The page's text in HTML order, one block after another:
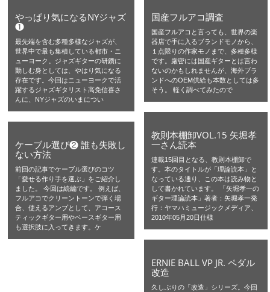
やっぱり気になるNYジャズ
❶
最先端を含む多種多様なジャズが、
世界中で最も集積している都市・ニ
ューヨーク。ジャズギターの研鑽に
勤しむ身としては、やはり気になる
存在です。今回はニューヨークで活
躍するジャズギタリスト高免信喜さ
んに、NYジャズのいまについ
国産フルアコ調査
国産フルアコと言っても、世界の楽
器店で手に入るブランドモノから、
１点限りの作家モノまで、多種多様
です。厳密には国産ギターとは言わ
ないのかもしれませんが、海外ブラ
ンドへのOEM供給も本数としては多
そう。 軽く調べてみたので
教則本棚卸VOL.15 矢堀孝
一さん読本
連載15回目となる、教則本棚卸で
す。本のタイトルが「理論読本」と
なっている通り、この本は読み物と
して書かれています。 「矢堀孝一の
ギター理論読本」著者：矢堀孝一発
行：ヤマハミュージックメディア、
2010年05月20日仕様
ケーブル選び❷ 誰も失敗し
ない方法
前回の記事でケーブル選びのコツ
「愛せる作り手を選ぶ」をご紹介し
ました。 今回は続編です。 例えば、
フルアコでクリーントーンで弾く場
合、使えるアンプとして、アコース
ティックギター用やベースギター用
も選択肢に入ってきます。ケ
ERNIE BALL VP JR. ペダル
改造
久しぶりの「改造」シリーズ。今回